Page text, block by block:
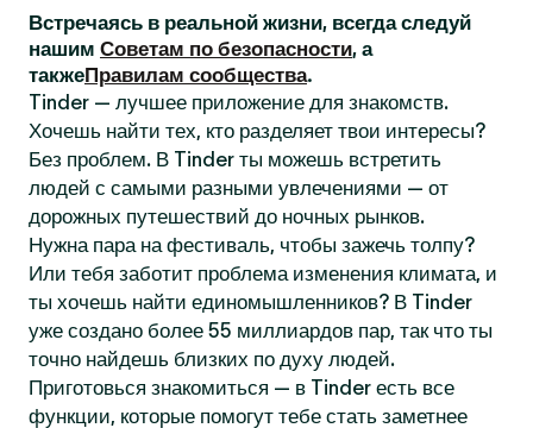
Встречаясь в реальной жизни, всегда следуй
нашим Советам по безопасности, а
такжеПравилам сообщества.
Tinder — лучшее приложение для знакомств.
Хочешь найти тех, кто разделяет твои интересы?
Без проблем. В Tinder ты можешь встретить
людей с самыми разными увлечениями — от
дорожных путешествий до ночных рынков.
Нужна пара на фестиваль, чтобы зажечь толпу?
Или тебя заботит проблема изменения климата, и
ты хочешь найти единомышленников? В Tinder
уже создано более 55 миллиардов пар, так что ты
точно найдешь близких по духу людей.
Приготовься знакомиться — в Tinder есть все
функции, которые помогут тебе стать заметнее